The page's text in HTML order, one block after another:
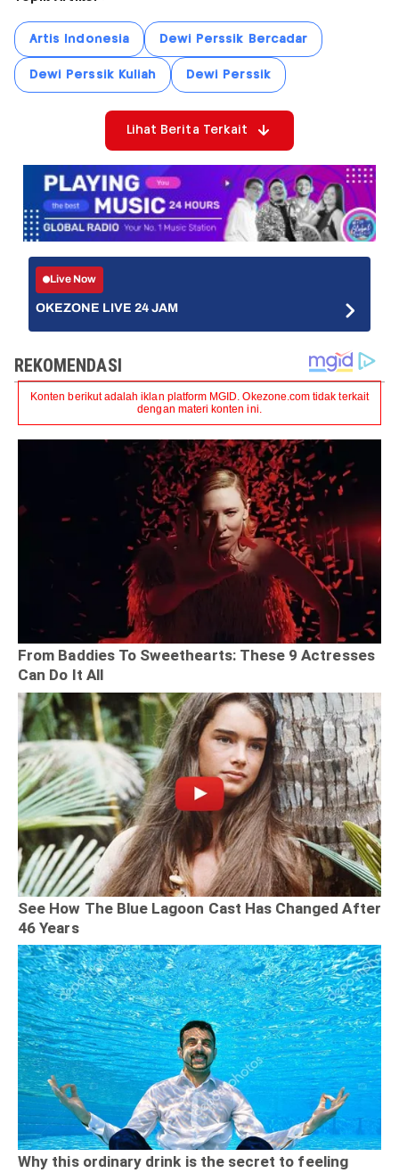
Artis Indonesia Dewi Perssik Bercadar
Dewi Perssik Kuliah Dewi Perssik
Lihat Berita Terkait
Live Now
OKEZONE LIVE 24 JAM